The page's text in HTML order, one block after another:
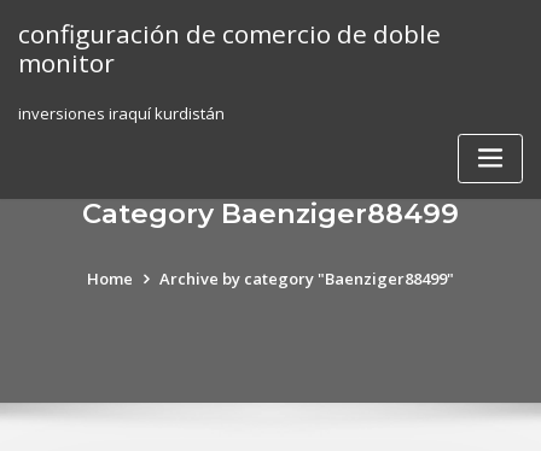
content
configuración de comercio de doble
monitor
inversiones iraquí kurdistán
Category Baenziger88499
Home Archive by category "Baenziger88499"